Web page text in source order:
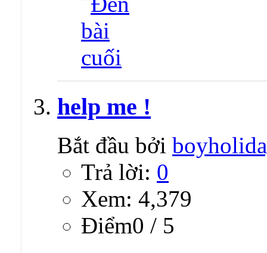
help me !
Bắt đầu bởi
Trả lời: 0
Xem: 4,379
Ðiểm0 / 5